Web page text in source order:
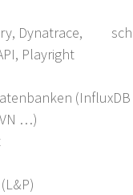
Dynatrace,
Playright
(InfluxDB
…)